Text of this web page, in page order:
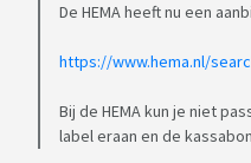
De HEMA heeft nu een
https://www.hema.nl/
Bij de HEMA kun je niet
label eraan en de